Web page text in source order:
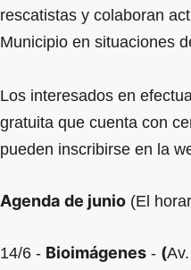
rescatistas y colaboran
Municipio en situaciones
Los interesados en
gratuita que cuenta con
pueden inscribirse en la
Agenda de junio (El
14/6 - Bioimágenes - (